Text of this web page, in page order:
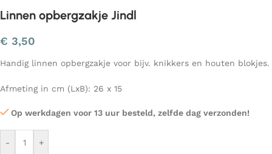
Linnen opbergzakje Jindl
€ 3,50
Handig linnen opbergzakje voor bijv. knikkers en houten blokjes.
Afmeting in cm (LxB): 26 x 15
Op werkdagen voor 13 uur besteld, zelfde dag verzonden!
- +